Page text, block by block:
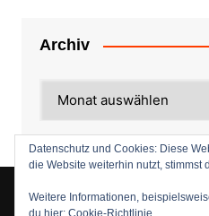
Archiv
Datenschutz und Cookies: Diese
die Website weiterhin nutzt, stimmst
Weitere Informationen,
du hier: Cookie-Richtlinie